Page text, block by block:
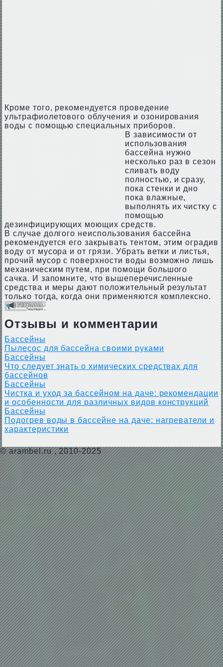
Кроме того, рекомендуется проведение
ультрафиолетового облучения и озонирования
воды с помощью специальных приборов.
В зависимости от
использования
бассейна нужно
несколько раз в сезон
сливать воду
полностью, и сразу,
пока стенки и дно
пока влажные,
выполнять их чистку с
помощью
дезинфицирующих моющих средств.
В случае долгого неиспользования бассейна
рекомендуется его закрывать тентом, этим оградив
воду от мусора и от грязи. Убрать ветки и листья,
прочий мусор с поверхности воды возможно лишь
механическим путем, при помощи большого
сачка. И запомните, что вышеперечисленные
средства и меры дают положительный результат
только тогда, когда они применяются комплексно.
Отзывы и комментарии
Бассейны
Пылесос для бассейна своими руками
Бассейны
Что следует знать о химических средствах для
бассейнов
Бассейны
Чистка и уход за бассейном на даче: рекомендации
и особенности для различных видов конструкций
Бассейны
Подогрев воды в бассейне на даче: нагреватели и
характеристики
© arambel.ru, 2010-2025